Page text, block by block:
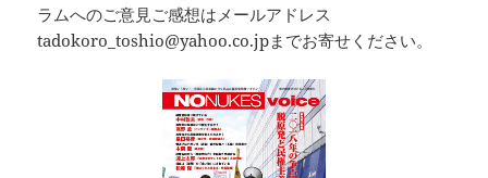
ラムへのご意見ご感想はメールアドレス
tadokoro_toshio@yahoo.co.jpまでお寄せください。